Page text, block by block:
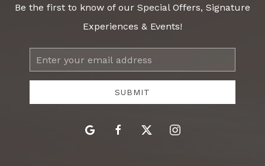
Be the first to know of our Special Offers, Signature
Experiences & Events!
Email
Address
SUBMIT
google facebooktwitter instagram